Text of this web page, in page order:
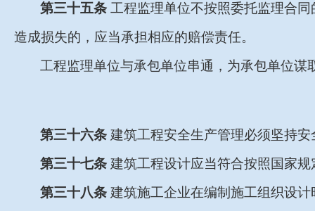
第三十五条 工程监理单位不按照委托监理合
造成损失的，应当承担相应的赔偿责任。
工程监理单位与承包单位串通，为承包单位
第三十六条 建筑工程安全生产管理必须坚持
第三十七条 建筑工程设计应当符合按照国家
第三十八条 建筑施工企业在编制施工组织设